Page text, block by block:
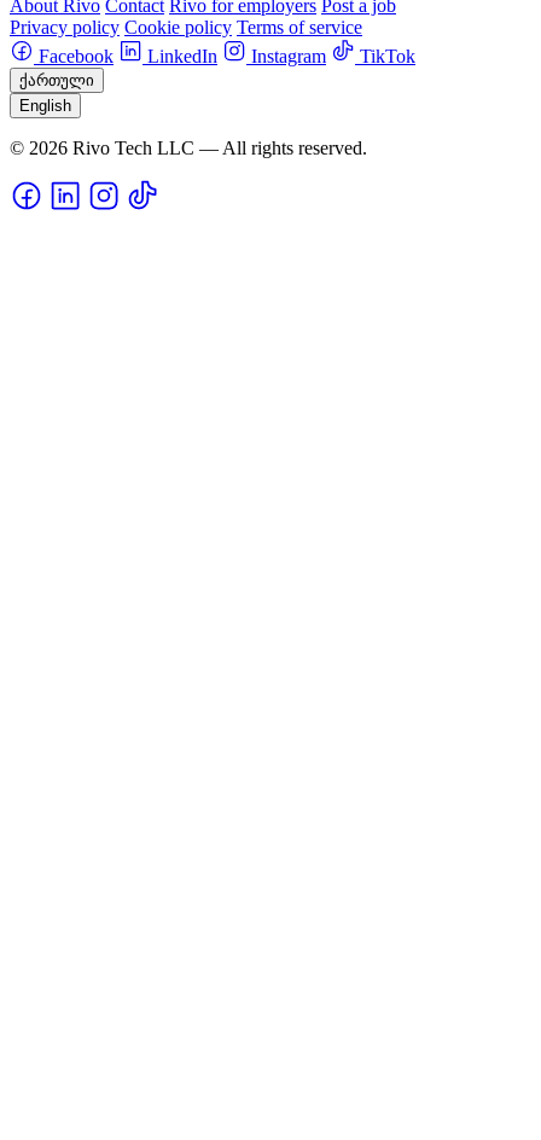
About Rivo Contact Rivo for employers Post a job
Privacy policy Cookie policy Terms of service
Facebook
LinkedIn Instagram TikTok
ქართული
English
© 2026 Rivo Tech LLC — All rights reserved.